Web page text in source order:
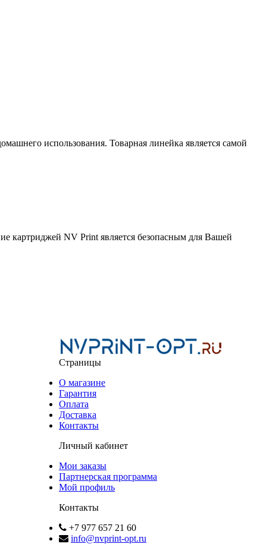
использования. Товарная линейка является самой
картриджей NV Print является безопасным для Вашей
Страницы
О магазине
Гарантия
Оплата
Доставка
Контакты
Личный кабинет
Мои заказы
Партнерская программа
Мой профиль
Контакты
+7 977 657 21 60
info@nvprint-opt.ru